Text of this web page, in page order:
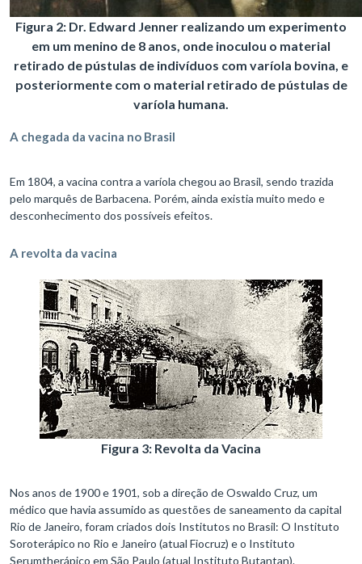
Figura 2: Dr. Edward Jenner realizando um experimento
em um menino de 8 anos, onde inoculou o material
retirado de pústulas de indivíduos com varíola bovina, e
posteriormente com o material retirado de pústulas de
varíola humana.
A chegada da vacina no Brasil
Em 1804, a vacina contra a varíola chegou ao Brasil, sendo trazida
pelo marquês de Barbacena. Porém, ainda existia muito medo e
desconhecimento dos possíveis efeitos.
A revolta da vacina
Figura 3: Revolta da Vacina
Nos anos de 1900 e 1901, sob a direção de Oswaldo Cruz, um
médico que havia assumido as questões de saneamento da capital
Rio de Janeiro, foram criados dois Institutos no Brasil: O Instituto
Soroterápico no Rio e Janeiro (atual Fiocruz) e o Instituto
Serumtherápico em São Paulo (atual Instituto Butantan).